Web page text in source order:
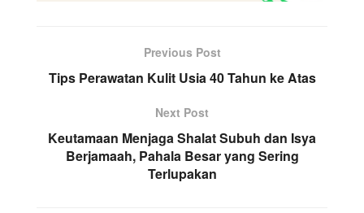
Previous Post
Tips Perawatan Kulit Usia 40 Tahun ke Atas
Next Post
Keutamaan Menjaga Shalat Subuh dan Isya
Berjamaah, Pahala Besar yang Sering
Terlupakan